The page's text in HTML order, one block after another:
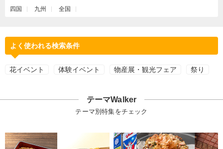
四国 九州 全国
よく使われる検索条件
花イベント 体験イベント 物産展・観光フェア 祭り
テーマWalker
テーマ別特集をチェック